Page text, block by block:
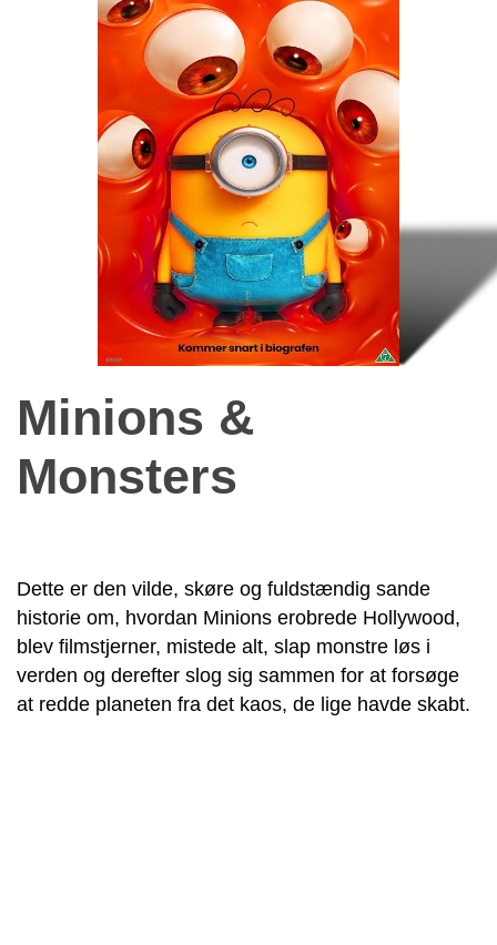
Minions &
Monsters
Dette er den vilde, skøre og fuldstændig sande
historie om, hvordan Minions erobrede Hollywood,
blev filmstjerner, mistede alt, slap monstre løs i
verden og derefter slog sig sammen for at forsøge
at redde planeten fra det kaos, de lige havde skabt.